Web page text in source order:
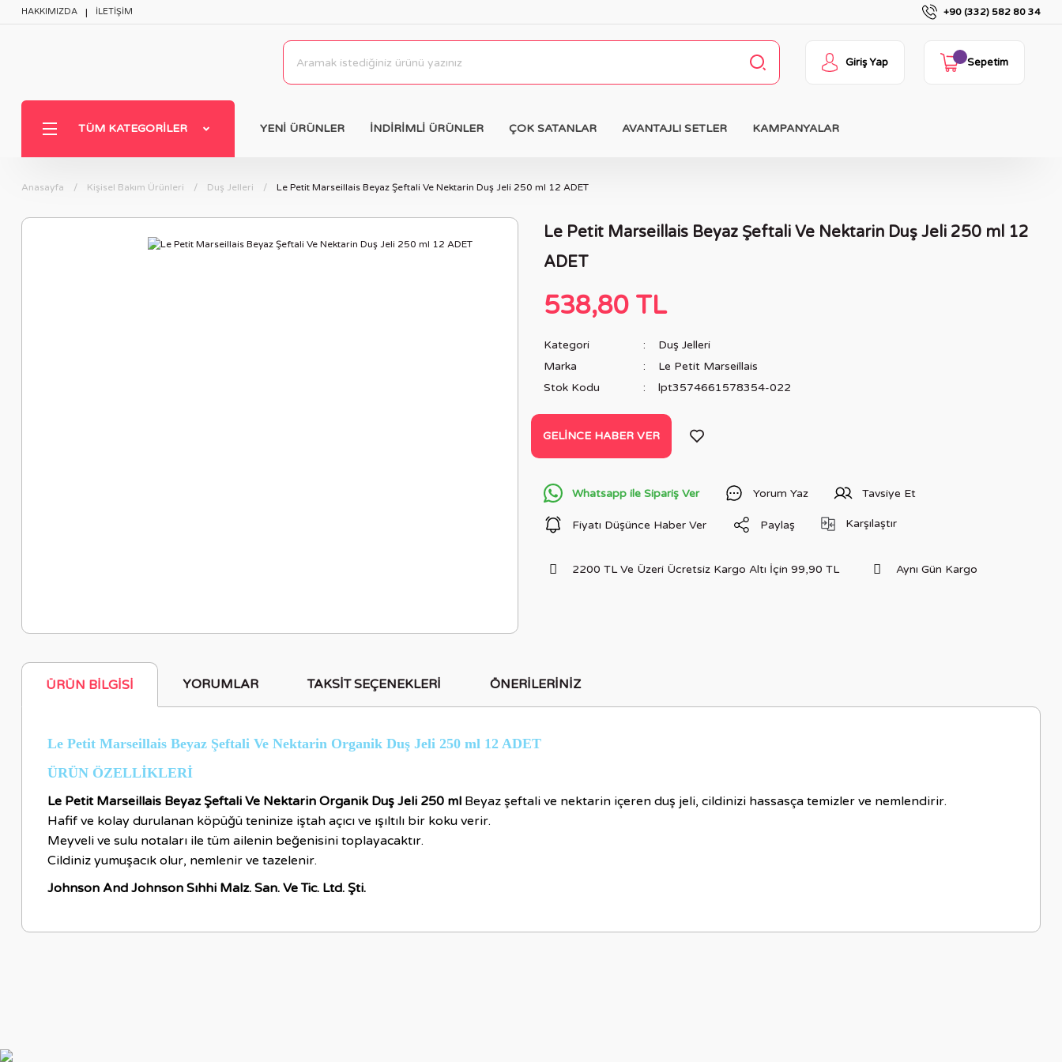
HAKKIMIZDA İLETİŞİM +90 (332) 582 80 34
Giriş Yap Sepetim
TÜM KATEGORILER YENİ ÜRÜNLER İNDİRİMLİ ÜRÜNLER ÇOK SATANLAR AVANTAJLI SETLER KAMPANYALAR
Anasayfa Kişisel Bakım Ürünleri Duş Jelleri Le Petit Marseillais Beyaz Şeftali Ve Nektarin Duş Jeli 250 ml 12 ADET
Le Petit Marseillais Beyaz Şeftali Ve Nektarin Duş Jeli 250 ml 12
ADET
538,80 TL
Kategori
Duş Jelleri
Marka
Le Petit Marseillais
Stok Kodu
lpt3574661578354-022
GELINCE HABER VER
Whatsapp ile Sipariş Ver Yorum Yaz Tavsiye Et
Fiyatı Düşünce Haber Ver Paylaş Karşılaştır
2200 TL Ve Üzeri Ücretsiz Kargo Altı İçin 99,90 TL Aynı Gün Kargo
ÜRÜN BILGISI YORUMLAR TAKSIT SEÇENEKLERI ÖNERILERINIZ
Le Petit Marseillais Beyaz Şeftali Ve Nektarin Organik Duş Jeli 250 ml 12 ADET
ÜRÜN ÖZELLİKLERİ
Le Petit Marseillais Beyaz Şeftali Ve Nektarin Organik Duş Jeli 250 ml Beyaz şeftali ve nektarin içeren duş jeli, cildinizi hassasça temizler ve nemlendirir.
Hafif ve kolay durulanan köpüğü teninize iştah açıcı ve ışıltılı bir koku verir.
Meyveli ve sulu notaları ile tüm ailenin beğenisini toplayacaktır.
Cildiniz yumuşacık olur, nemlenir ve tazelenir.
Johnson And Johnson Sıhhi Malz. San. Ve Tic. Ltd. Şti.